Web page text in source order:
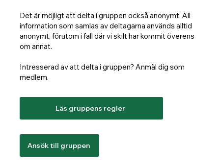
Det är möjligt att delta i gruppen också anonymt. All
information som samlas av deltagarna används alltid
anonymt, förutom i fall där vi skilt har kommit överens
om annat.
Intresserad av att delta i gruppen? Anmäl dig som
medlem.
Läs gruppens regler
Ansök till gruppen